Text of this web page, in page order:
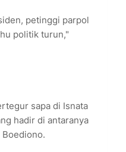
petinggi parpol
politik turun,"
sapa di Isnata
hadir di antaranya